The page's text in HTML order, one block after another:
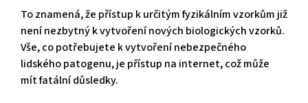
To znamená, že přístup k určitým fyzikálním vzorkům již
není nezbytný k vytvoření nových biologických vzorků.
Vše, co potřebujete k vytvoření nebezpečného
lidského patogenu, je přístup na internet, což může
mít fatální důsledky.